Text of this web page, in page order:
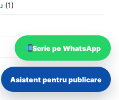
(1)
Scrie pe WhatsApp
Asistent pentru publicare